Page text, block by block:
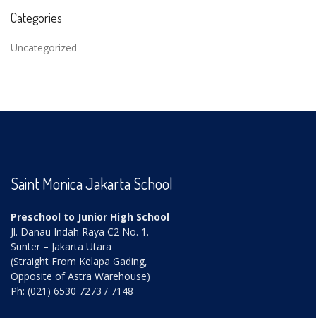
Categories
Uncategorized
Saint Monica Jakarta School
Preschool to Junior High School
Jl. Danau Indah Raya C2 No. 1.
Sunter – Jakarta Utara
(Straight From Kelapa Gading,
Opposite of Astra Warehouse)
Ph: (021) 6530 7273 / 7148